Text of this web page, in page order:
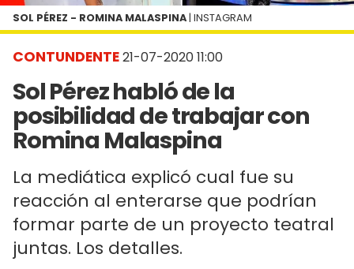
CONTUNDENTE21-07-2020 11:00
Sol Pérez habló de la
posibilidad de trabajar con
Romina Malaspina
La mediática explicó cual fue su
reacción al enterarse que podrían
formar parte de un proyecto teatral
juntas. Los detalles.
SOL PÉREZ - ROMINA MALASPINA | INSTAGRAM